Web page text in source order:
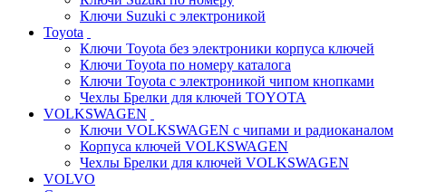
Ключи Suzuki с электроникой
Toyota
Ключи Toyota без электроники корпуса ключей
Ключи Toyota по номеру каталога
Ключи Toyota с электроникой чипом кнопками
Чехлы Брелки для ключей TOYOTA
VOLKSWAGEN
Ключи VOLKSWAGEN с чипами и радиоканалом
Корпуса ключей VOLKSWAGEN
Чехлы Брелки для ключей VOLKSWAGEN
VOLVO